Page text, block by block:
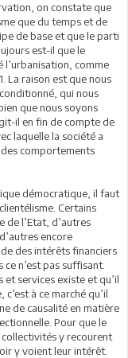
on constate que
que du temps et de
de base et que le parti
est-il que le
l’urbanisation, comme
La raison est que nous
qui nous
que nous soyons
il en fin de compte de
laquelle la société a
comportements
démocratique, il faut
Certains
l’Etat, d’autres
encore
des intérêts financiers
n’est pas suffisant.
et services existe et qu’il
à ce marché qu’il
de causalité en matière
Pour que le
collectivités y recourent
y voient leur intérêt.